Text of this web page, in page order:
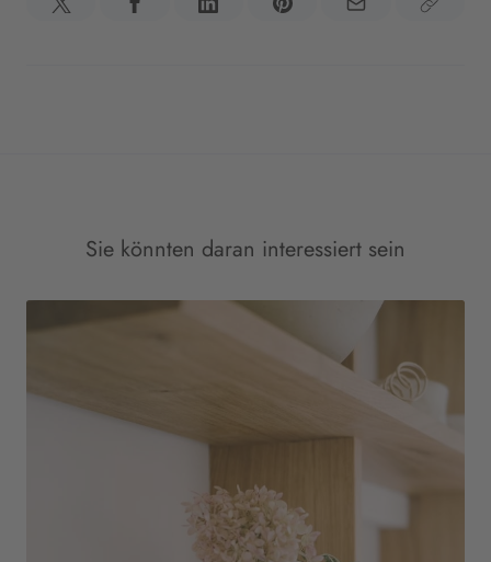
Sie könnten daran interessiert sein